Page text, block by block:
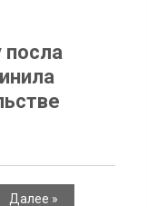
посла
Далее »